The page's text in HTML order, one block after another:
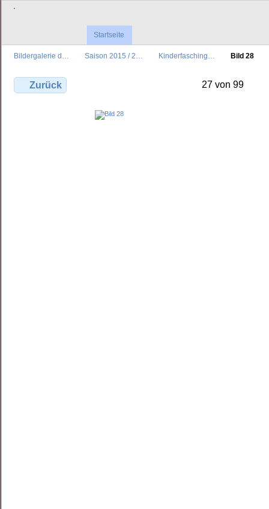
'
Startseite
Bildergalerie d… Saison 2015 / 2… Kinderfasching… Bild 28
Zurück 27 von 99